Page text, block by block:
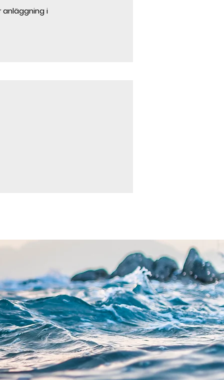
anläggning i